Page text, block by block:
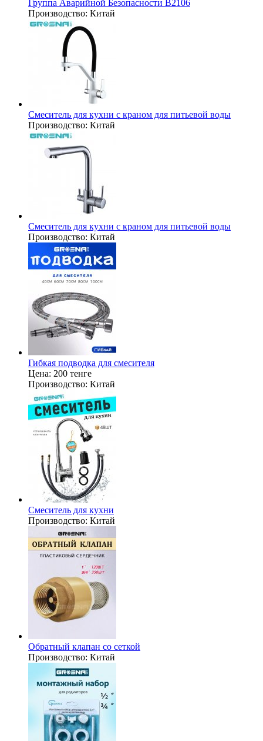
Группа Аварийной Безопасности B2106
Производство: Китай
Смеситель для кухни с краном для питьевой воды
Производство: Китай
Смеситель для кухни с краном для питьевой воды
Производство: Китай
Гибкая подводка для смесителя
Цена: 200 тенге
Производство: Китай
Смеситель для кухни
Производство: Китай
Обратный клапан со сеткой
Производство: Китай